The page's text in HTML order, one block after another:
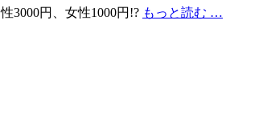
3000円、女性1000円!? もっと読む …